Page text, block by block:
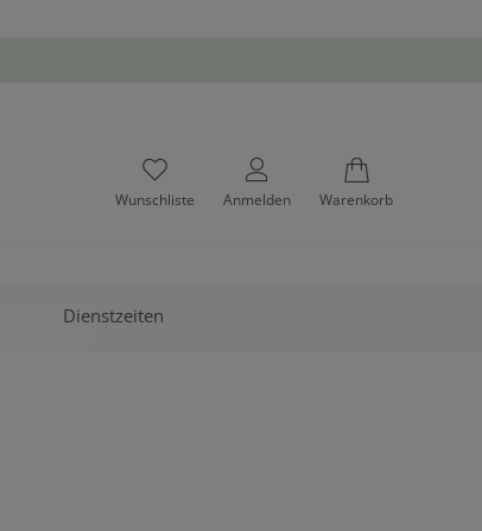
Wunschliste Anmelden Warenkorb
Dienstzeiten